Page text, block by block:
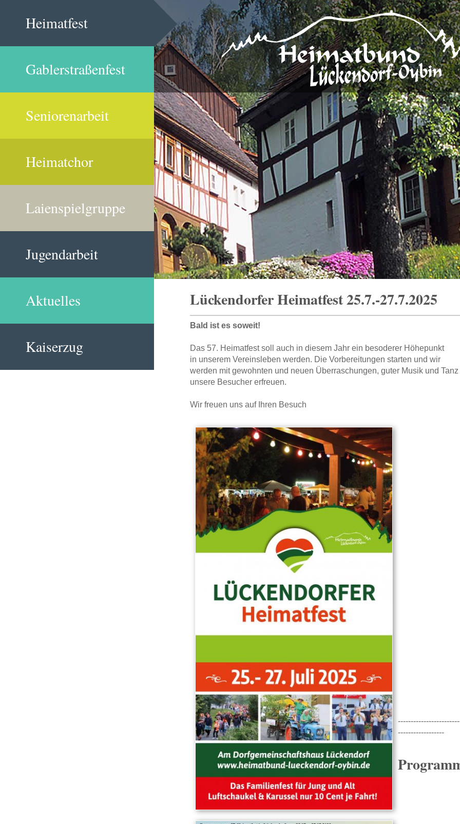
Heimatfest
Gablerstraßenfest
Seniorenarbeit
Heimatchor
Laienspielgruppe
Jugendarbeit
Aktuelles
Kaiserzug
Lückendorfer Heimatfest 25.7.-27.7.2025
Bald ist es soweit!
Das 57. Heimatfest soll auch in diesem Jahr ein besoderer Höhepunkt
in unserem Vereinsleben werden. Die Vorbereitungen starten und wir
werden mit gewohnten und neuen Überraschungen, guter Musik und Tanz
unsere Besucher erfreuen.
Wir freuen uns auf Ihren Besuch
------------------